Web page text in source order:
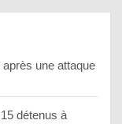
une attaque
détenus à